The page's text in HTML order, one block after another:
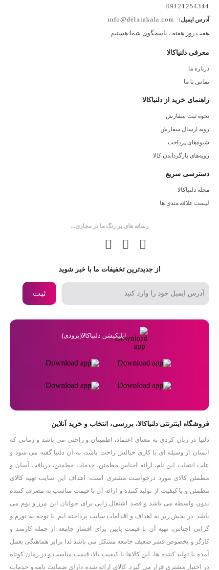
09121254344
آدرس ایمیل:
info@delniakala.com
هفت روز هفته ، پاسخگوی شما هستیم.
معرفی دلنیاکالا
درباره ما
تماس با ما
راهنمای خرید از دلنیاکالا
نحوه ثبت سفارش
رویه ارسال سفارش
شیوه‌های پرداخت
رویه‌های بازگرداندن کالا
دسترسی سریع
مجله دلنیاکالا
لیست علاقه مندی ها
رسانه های پر رنگ ما در مجازی...
از جدیدترین تخفیفات ما با خبر شوید
ثبت
اپلیکیشن دلنیاکالا(بزودی)
فروشگاه اینترنتی دلنیاکالا، بررسی، انتخاب و خرید آنلاین
دلنیا در زبان کردی به معنای اعتماد، اطمینان و راحتی می باشد و زمانی که
انسان از وسیله ای یا کاری خیالش راحت باشد، به آن دلنیا گفته می شود و
علت انتخاب این نام، ارائه اجناس مطمئن، خدمات مطمئن، دریافت آسان و
مطمئن کالای مورد درخواست مشتری است. اهداف این سایت تهیه کالای
مطمئن و با کیفیت از تولید کننده و ارائه آن با قیمت مناسب به مصرف کننده
بدون واسطه می باشد و قصد اشتغال زایی برای جوانان این مرز و بوم می
باشد. در بخش زیر به اهداف و اقدامات سایت پرداخته ایم. با توجه به تورم و
گرانی اجناس، تهیه آن با قیمت پایین برای اقشار جامعه از جمله کارمند و
کارگر و بخصوص قشر ضعیف جامعه مشکل می باشد لذا برابر هماهنگی بعمل
آمده با تولید کننده ها، این کالاها با کیفیت بالا، قیمت مناسب و در زمان کوتاه
در اختیار مشتری قرار می گیرد. کالای ارائه شده دارای ضمانت نامه و خدمات